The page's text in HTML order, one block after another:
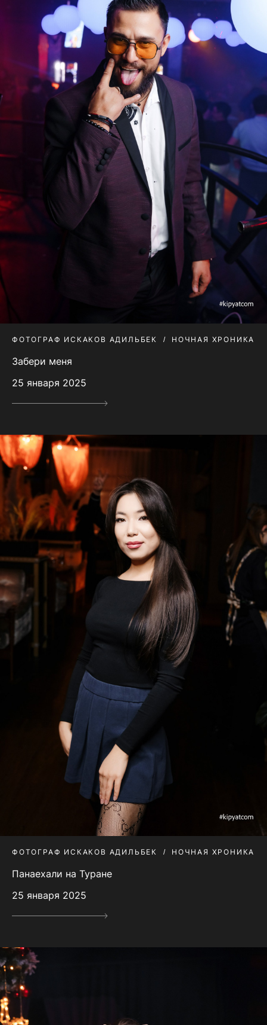
ФОТОГРАФ ИСКАКОВ АДИЛЬБЕК НОЧНАЯ ХРОНИКА
Забери меня
25 января 2025
ФОТОГРАФ ИСКАКОВ АДИЛЬБЕК НОЧНАЯ ХРОНИКА
Панаехали на Туране
25 января 2025